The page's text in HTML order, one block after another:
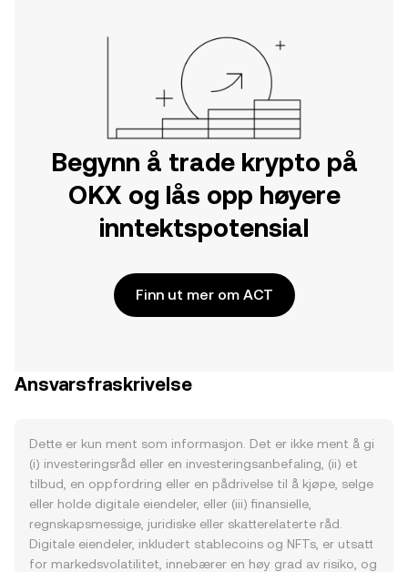
Begynn å trade krypto på
OKX og lås opp høyere
inntektspotensial
Finn ut mer om ACT
Ansvarsfraskrivelse
Dette er kun ment som informasjon. Det er ikke ment å gi
(i) investeringsråd eller en investeringsanbefaling, (ii) et
tilbud, en oppfordring eller en pådrivelse til å kjøpe, selge
eller holde digitale eiendeler, eller (iii) finansielle,
regnskapsmessige, juridiske eller skatterelaterte råd.
Digitale eiendeler, inkludert stablecoins og NFTs, er utsatt
for markedsvolatilitet, innebærer en høy grad av risiko, og